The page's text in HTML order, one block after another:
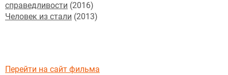
справедливости (2016)
Человек из стали (2013)
Перейти на сайт фильма